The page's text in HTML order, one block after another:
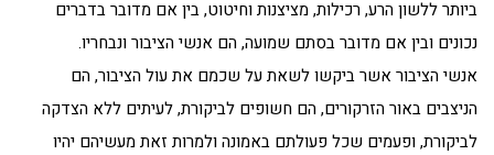
ביותר ללשון הרע, רכילות, מציצנות וחיטוט, בין אם מדובר בדברים
נכונים ובין אם מדובר בסתם שמועה, הם אנשי הציבור ונבחריו.
אנשי הציבור אשר ביקשו לשאת על שכמם את עול הציבור, הם
הניצבים באור הזרקורים, הם חשופים לביקורת, לעיתים ללא הצדקה
לביקורת, ופעמים שכל פעולתם באמונה ולמרות זאת מעשיהם יהיו